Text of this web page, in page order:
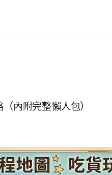
內附完整懶人包）